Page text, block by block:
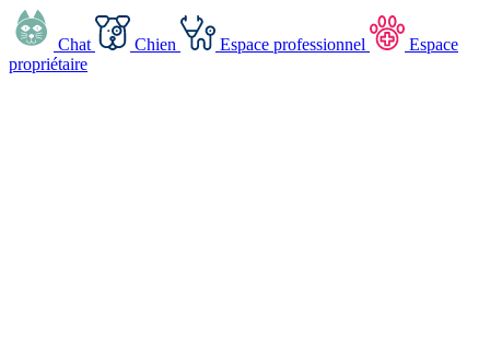
Chat Chien Espace professionnel
Espace
propriétaire